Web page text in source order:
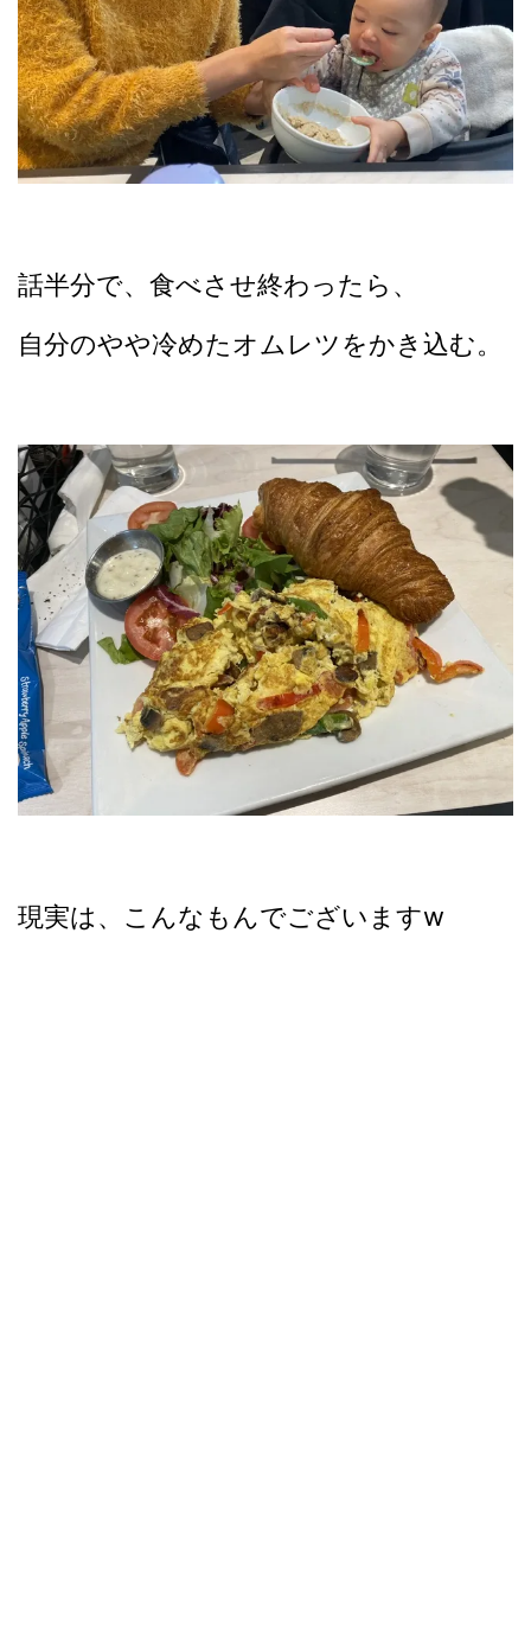
話半分で、食べさせ終わったら、
自分のやや冷めたオムレツをかき込む。
現実は、こんなもんでございますw